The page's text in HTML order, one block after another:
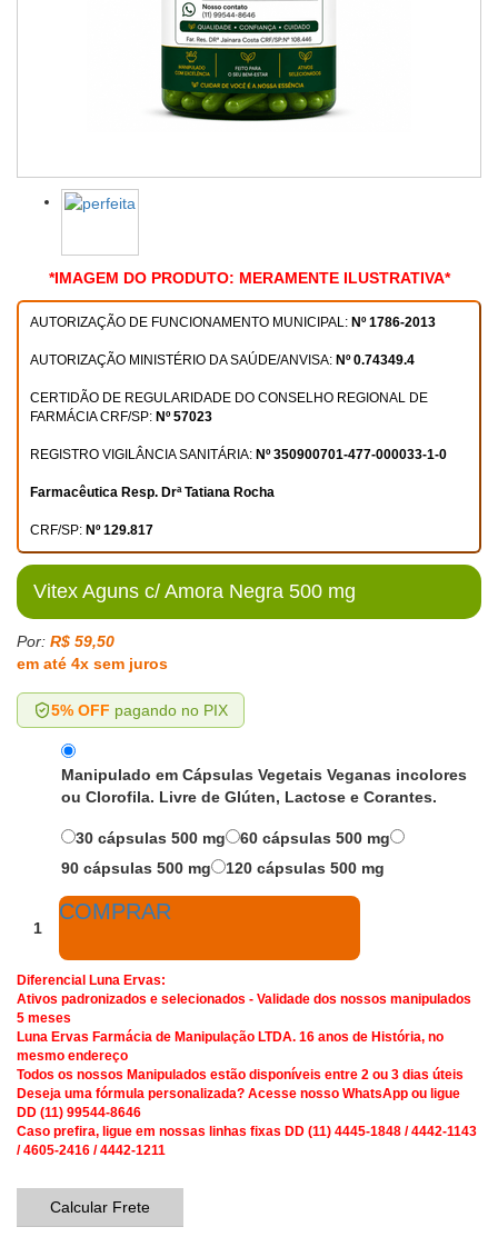
*IMAGEM DO PRODUTO: MERAMENTE ILUSTRATIVA*
AUTORIZAÇÃO DE FUNCIONAMENTO MUNICIPAL: Nº 1786-2013
AUTORIZAÇÃO MINISTÉRIO DA SAÚDE/ANVISA: Nº 0.74349.4
CERTIDÃO DE REGULARIDADE DO CONSELHO REGIONAL DE
FARMÁCIA CRF/SP: Nº 57023
REGISTRO VIGILÂNCIA SANITÁRIA: Nº 350900701-477-000033-1-0
Farmacêutica Resp. Drª Tatiana Rocha
CRF/SP: Nº 129.817
Vitex Aguns c/ Amora Negra 500 mg
Por: R$ 59,50
em até 4x sem juros
5% OFF pagando no PIX
Manipulado em Cápsulas Vegetais Veganas incolores
ou Clorofila. Livre de Glúten, Lactose e Corantes.
30 cápsulas 500 mg
60 cápsulas 500 mg
90 cápsulas 500 mg
120 cápsulas 500 mg
COMPRAR
Diferencial Luna Ervas:
Ativos padronizados e selecionados - Validade dos nossos manipulados
5 meses
Luna Ervas Farmácia de Manipulação LTDA. 16 anos de História, no
mesmo endereço
Todos os nossos Manipulados estão disponíveis entre 2 ou 3 dias úteis
Deseja uma fórmula personalizada? Acesse nosso WhatsApp ou ligue
DD (11) 99544-8646
Caso prefira, ligue em nossas linhas fixas DD (11) 4445-1848 / 4442-1143
/ 4605-2416 / 4442-1211
Calcular Frete